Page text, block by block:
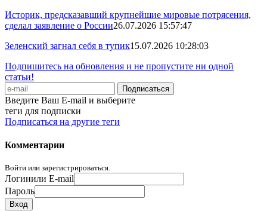
Историк, предсказавший крупнейшие мировые потрясения,
сделал заявление о России26.07.2026 15:57:47
Зеленский загнал себя в тупик15.07.2026 10:28:03
Подпишитесь на обновления и не пропустите ни одной
статьи!
Введите Ваш E-mail и выберите
теги для подписки
Подписаться на другие теги
Комментарии
Войти или зарегистрироваться.
Логинили E-mail
Пароль